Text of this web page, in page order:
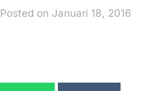
Posted on Januari 18, 2016